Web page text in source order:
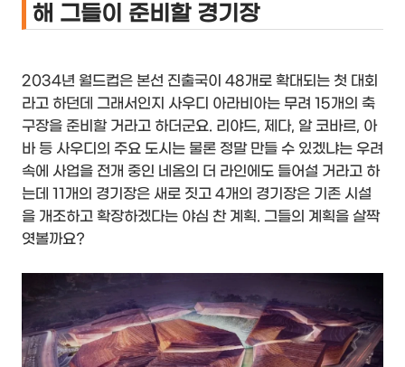
해 그들이 준비할 경기장
2034년 월드컵은 본선 진출국이 48개로 확대되는 첫 대회
라고 하던데 그래서인지 사우디 아라비아는 무려 15개의 축
구장을 준비할 거라고 하더군요. 리야드, 제다, 알 코바르, 아
바 등 사우디의 주요 도시는 물론 정말 만들 수 있겠냐는 우려
속에 사업을 전개 중인 네옴의 더 라인에도 들어설 거라고 하
는데 11개의 경기장은 새로 짓고 4개의 경기장은 기존 시설
을 개조하고 확장하겠다는 야심 찬 계획. 그들의 계획을 살짝
엿볼까요?